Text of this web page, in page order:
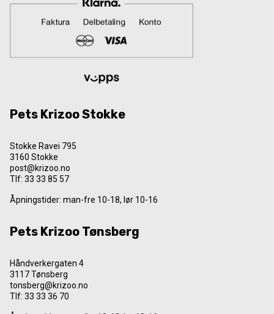
Pets Krizoo Stokke
Stokke Ravei 795
3160 Stokke
post@krizoo.no
Tlf: 33 33 85 57
Åpningstider: man-fre 10-18, lør 10-16
Pets Krizoo Tønsberg
Håndverkergaten 4
3117 Tønsberg
tonsberg@krizoo.no
Tlf: 33 33 36 70